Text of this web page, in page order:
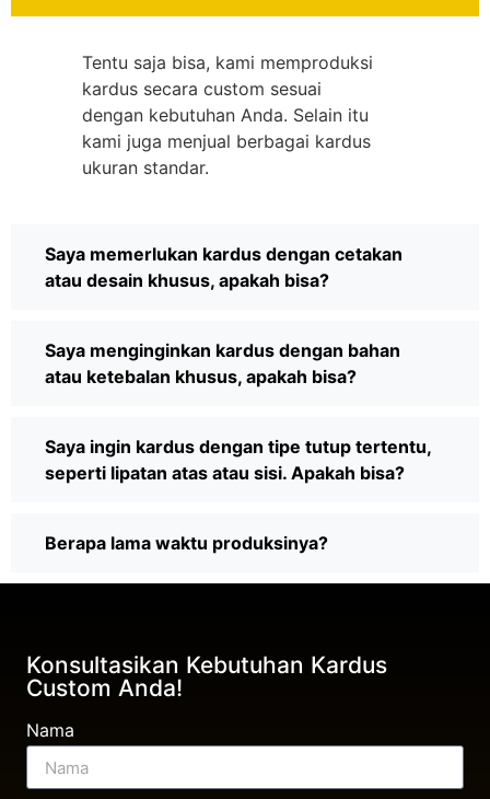
Tentu saja bisa, kami memproduksi
kardus secara custom sesuai
dengan kebutuhan Anda. Selain itu
kami juga menjual berbagai kardus
ukuran standar.
Saya memerlukan kardus dengan cetakan
atau desain khusus, apakah bisa?
Saya menginginkan kardus dengan bahan
atau ketebalan khusus, apakah bisa?
Saya ingin kardus dengan tipe tutup tertentu,
seperti lipatan atas atau sisi. Apakah bisa?
Berapa lama waktu produksinya?
Konsultasikan Kebutuhan Kardus
Custom Anda!
Nama